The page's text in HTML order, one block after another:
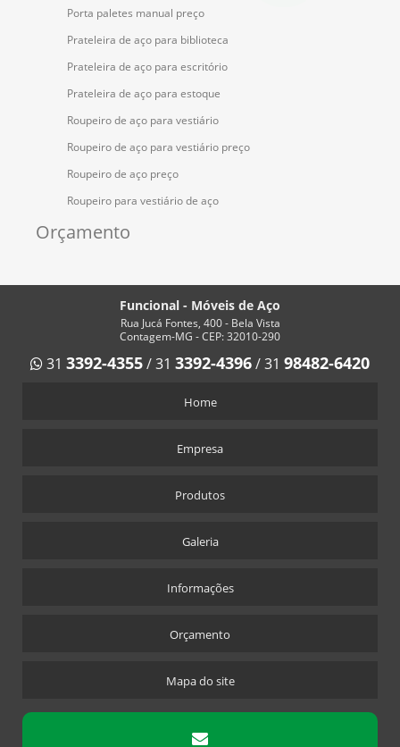
Porta paletes manual preço
Prateleira de aço para biblioteca
Prateleira de aço para escritório
Prateleira de aço para estoque
Roupeiro de aço para vestiário
Roupeiro de aço para vestiário preço
Roupeiro de aço preço
Roupeiro para vestiário de aço
Orçamento
Funcional - Móveis de Aço
Rua Jucá Fontes, 400 - Bela Vista
Contagem-MG - CEP: 32010-290
31 3392-4355/31 3392-4396/31 98482-6420
Home
Empresa
Produtos
Galeria
Informações
Orçamento
Mapa do site